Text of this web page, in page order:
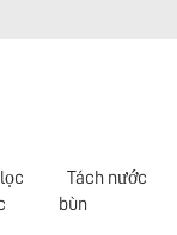
Tách nước
bùn